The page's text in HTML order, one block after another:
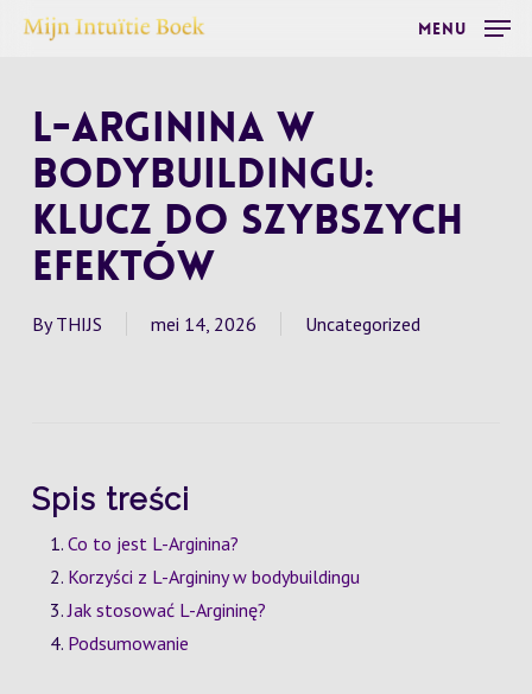
Skip
content
Menu
L-Arginina w
Bodybuildingu:
Klucz do Szybszych
Efektów
By THIJS mei 14, 2026 Uncategorized
Spis treści
Co to jest L-Arginina?
Korzyści z L-Argininy w bodybuildingu
Jak stosować L-Argininę?
Podsumowanie